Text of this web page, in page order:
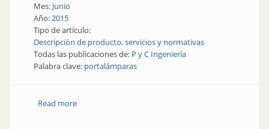
Mes: Junio
Año:2015
Tipo de artículo:
Descripción de producto, servicios y normativas
Todas las publicaciones de: P y C Ingeniería
Palabra clave: portalámparas
Read moreabout Producto | Nuevo portalámparas: montaje